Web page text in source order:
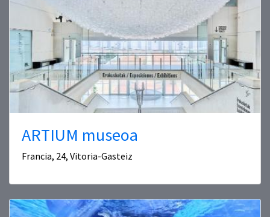
ARTIUM museoa
Francia, 24, Vitoria-Gasteiz